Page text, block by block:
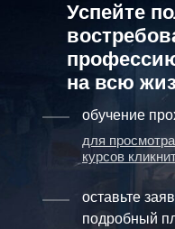
обучение
оставьте
подробный
Успейте
на всю
для
курсов